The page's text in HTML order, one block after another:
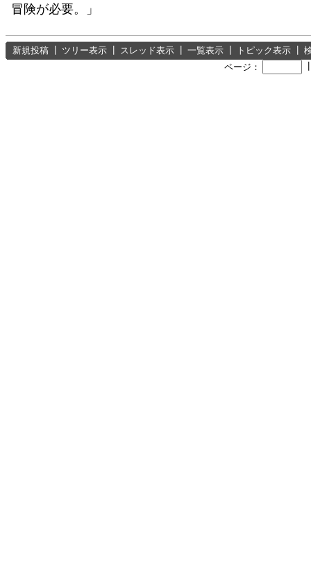
冒険が必要。」
新規投稿 ツリー表示 スレッド表示 一覧表示 トピック表示
ページ：